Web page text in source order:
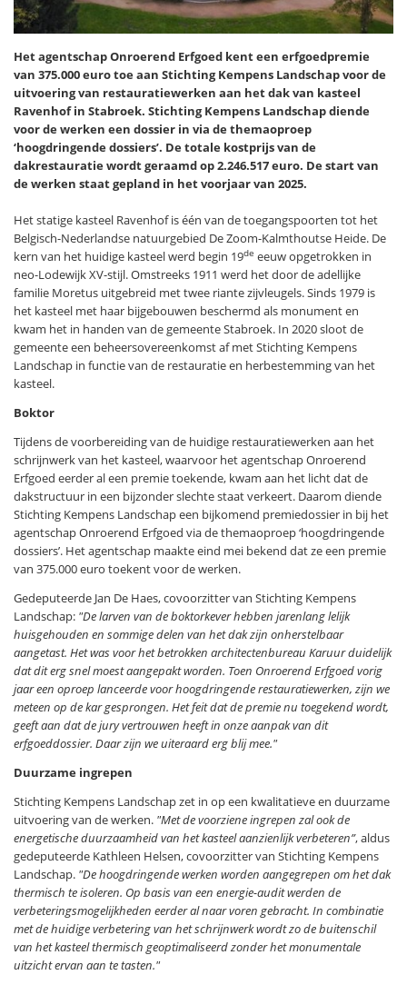
Het agentschap Onroerend Erfgoed kent een erfgoedpremie
van 375.000 euro toe aan Stichting Kempens Landschap voor de
uitvoering van restauratiewerken aan het dak van kasteel
Ravenhof in Stabroek. Stichting Kempens Landschap diende
voor de werken een dossier in via de themaoproep
‘hoogdringende dossiers’. De totale kostprijs van de
dakrestauratie wordt geraamd op 2.246.517 euro. De start van
de werken staat gepland in het voorjaar van 2025.
Het statige kasteel Ravenhof is één van de toegangspoorten tot het
Belgisch-Nederlandse natuurgebied De Zoom-Kalmthoutse Heide. De
kern van het huidige kasteel werd begin 19de eeuw opgetrokken in
neo-Lodewijk XV-stijl. Omstreeks 1911 werd het door de adellijke
familie Moretus uitgebreid met twee riante zijvleugels. Sinds 1979 is
het kasteel met haar bijgebouwen beschermd als monument en
kwam het in handen van de gemeente Stabroek. In 2020 sloot de
gemeente een beheersovereenkomst af met Stichting Kempens
Landschap in functie van de restauratie en herbestemming van het
kasteel.
Boktor
Tijdens de voorbereiding van de huidige restauratiewerken aan het
schrijnwerk van het kasteel, waarvoor het agentschap Onroerend
Erfgoed eerder al een premie toekende, kwam aan het licht dat de
dakstructuur in een bijzonder slechte staat verkeert. Daarom diende
Stichting Kempens Landschap een bijkomend premiedossier in bij het
agentschap Onroerend Erfgoed via de themaoproep ‘hoogdringende
dossiers’. Het agentschap maakte eind mei bekend dat ze een premie
van 375.000 euro toekent voor de werken.
Gedeputeerde Jan De Haes, covoorzitter van Stichting Kempens
Landschap: "De larven van de boktorkever hebben jarenlang lelijk
huisgehouden en sommige delen van het dak zijn onherstelbaar
aangetast. Het was voor het betrokken architectenbureau Karuur duidelijk
dat dit erg snel moest aangepakt worden. Toen Onroerend Erfgoed vorig
jaar een oproep lanceerde voor hoogdringende restauratiewerken, zijn we
meteen op de kar gesprongen. Het feit dat de premie nu toegekend wordt,
geeft aan dat de jury vertrouwen heeft in onze aanpak van dit
erfgoeddossier. Daar zijn we uiteraard erg blij mee."
Duurzame ingrepen
Stichting Kempens Landschap zet in op een kwalitatieve en duurzame
uitvoering van de werken. "Met de voorziene ingrepen zal ook de
energetische duurzaamheid van het kasteel aanzienlijk verbeteren”, aldus
gedeputeerde Kathleen Helsen, covoorzitter van Stichting Kempens
Landschap. "De hoogdringende werken worden aangegrepen om het dak
thermisch te isoleren. Op basis van een energie-audit werden de
verbeteringsmogelijkheden eerder al naar voren gebracht. In combinatie
met de huidige verbetering van het schrijnwerk wordt zo de buitenschil
van het kasteel thermisch geoptimaliseerd zonder het monumentale
uitzicht ervan aan te tasten."